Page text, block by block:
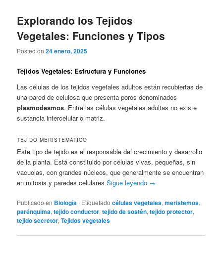
Explorando los Tejidos
Vegetales: Funciones y Tipos
Posted on24 enero, 2025
Tejidos Vegetales: Estructura y Funciones
Las células de los tejidos vegetales adultos están recubiertas de
una pared de celulosa que presenta poros denominados
plasmodesmos. Entre las células vegetales adultas no existe
sustancia intercelular o matriz.
TEJIDO MERISTEMÁTICO
Este tipo de tejido es el responsable del crecimiento y desarrollo
de la planta. Está constituido por células vivas, pequeñas, sin
vacuolas, con grandes núcleos, que generalmente se encuentran
en mitosis y paredes celularesSigue leyendo →
Publicado en Biología | Etiquetado células vegetales,meristemos,
parénquima,tejido conductor,tejido de sostén,tejido protector,
tejido secretor,Tejidos vegetales